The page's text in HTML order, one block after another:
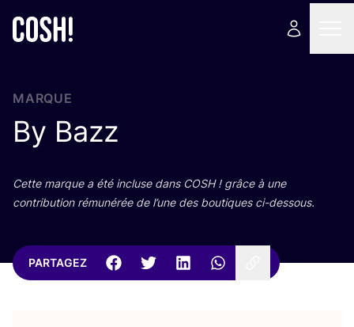
MARQUE
By Bazz
Cette marque a été incluse dans COSH! grâce à une
contri­bu­tion rému­né­rée de l’une des bou­tiques ci-dessous.
PARTAGEZ